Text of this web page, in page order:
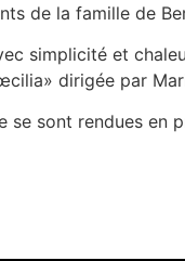
de la famille de
simplicité et
dirigée par
se sont rendues en